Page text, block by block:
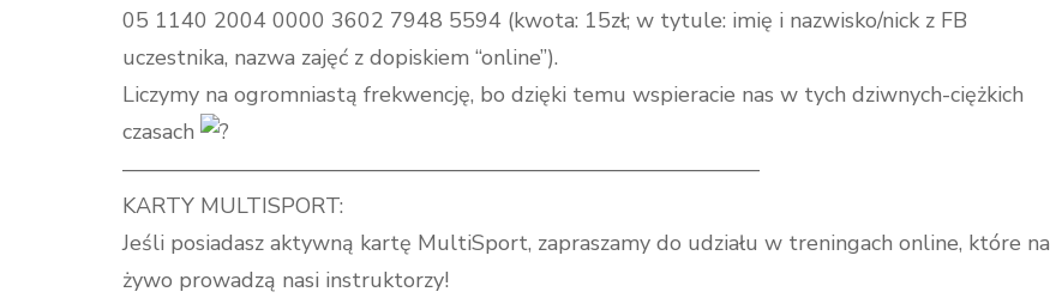
05 1140 2004 0000 3602 7948 5594 (kwota: 15zł; w tytule: imię i nazwisko/nick z FB
uczestnika, nazwa zajęć z dopiskiem “online”).
Liczymy na ogromniastą frekwencję, bo dzięki temu wspieracie nas w tych dziwnych-ciężkich
czasach
—————————————————————————————–
KARTY MULTISPORT:
Jeśli posiadasz aktywną kartę MultiSport, zapraszamy do udziału w treningach online, które na
żywo prowadzą nasi instruktorzy!